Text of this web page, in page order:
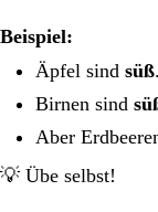
Beispiel:
Äpfel sind süß.
Birnen sind
Aber
💡 Übe selbst!